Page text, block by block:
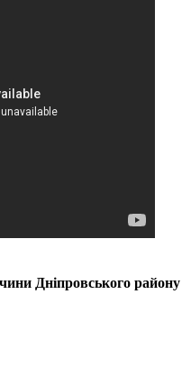
Дніпровського району